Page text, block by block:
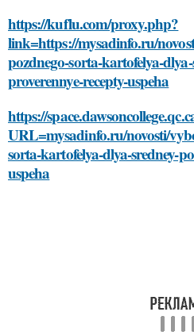
https://kuflu.com/proxy.php?
link=https://mysadinfo.ru/
pozdnego-sorta-kartofelya-
proverennye-recepty-uspeha
https://
URL=mysadinfo.ru/novosti/
sorta-kartofelya-dlya-sredney-
uspeha